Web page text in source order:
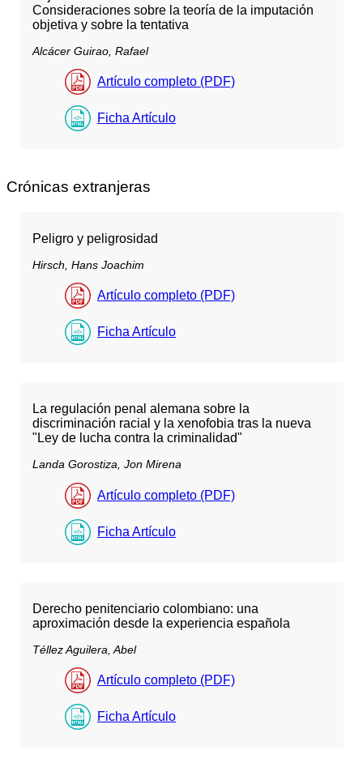
Consideraciones sobre la teoría de la imputación
objetiva y sobre la tentativa
Alcácer Guirao, Rafael
Artículo completo (PDF)
Ficha Artículo
Crónicas extranjeras
Peligro y peligrosidad
Hirsch, Hans Joachim
Artículo completo (PDF)
Ficha Artículo
La regulación penal alemana sobre la
discriminación racial y la xenofobia tras la nueva
"Ley de lucha contra la criminalidad"
Landa Gorostiza, Jon Mirena
Artículo completo (PDF)
Ficha Artículo
Derecho penitenciario colombiano: una
aproximación desde la experiencia española
Téllez Aguilera, Abel
Artículo completo (PDF)
Ficha Artículo